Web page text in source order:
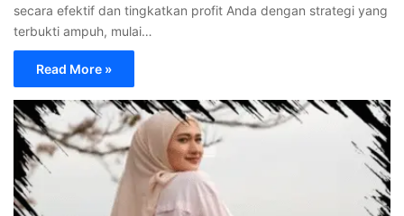
secara efektif dan tingkatkan profit Anda dengan strategi yang
terbukti ampuh, mulai…
Read More »